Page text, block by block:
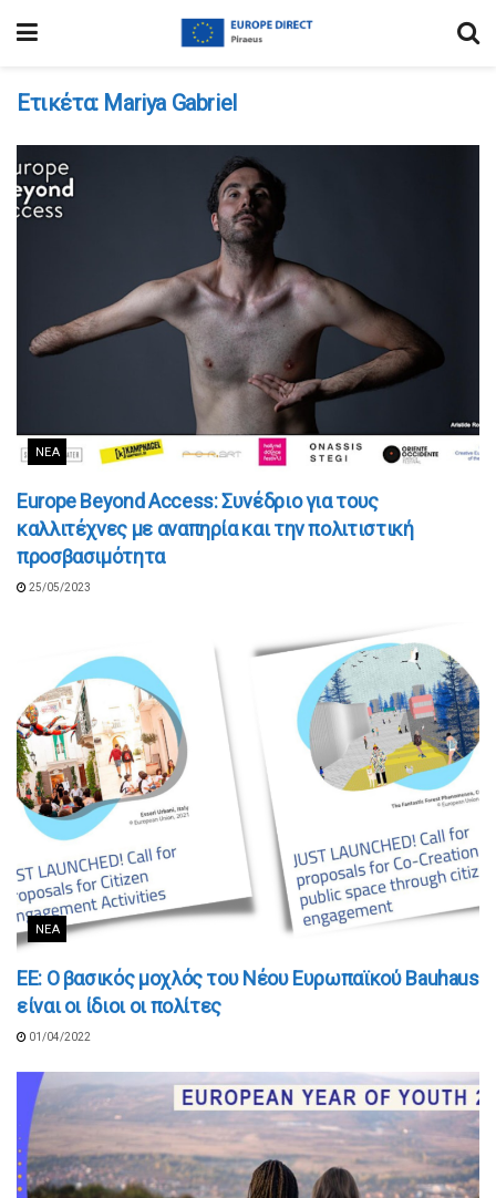
Ετικέτα: Mariya Gabriel
ΝΈΑ
Europe Beyond Access: Συνέδριο για τους
καλλιτέχνες με αναπηρία και την πολιτιστική
προσβασιμότητα
25/05/2023
ΝΈΑ
ΕΕ: O βασικός μοχλός του Νέου Ευρωπαϊκού Bauhaus
είναι οι ίδιοι οι πολίτες
01/04/2022